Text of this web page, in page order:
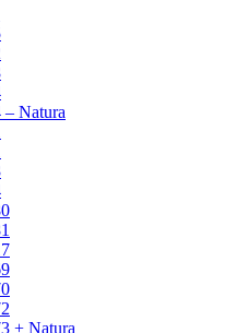
Natura
+ Natura